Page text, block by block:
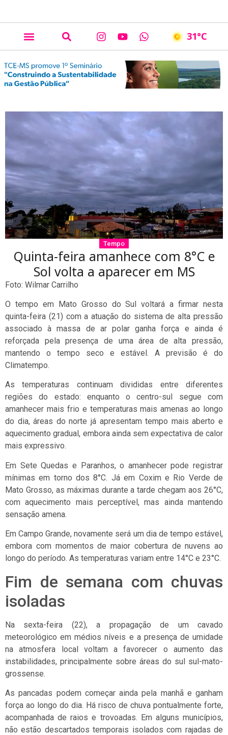
31°C
Tempo
Quinta-feira amanhece com 8°C e
Sol volta a aparecer em MS
Foto: Wilmar Carrilho
O tempo em Mato Grosso do Sul voltará a firmar nesta
quinta-feira (21) com a atuação do sistema de alta pressão
associado à massa de ar polar ganha força e ainda é
reforçada pela presença de uma área de alta pressão,
mantendo o tempo seco e estável. A previsão é do
Climatempo.
As temperaturas continuam divididas entre diferentes
regiões do estado: enquanto o centro-sul segue com
amanhecer mais frio e temperaturas mais amenas ao longo
do dia, áreas do norte já apresentam tempo mais aberto e
aquecimento gradual, embora ainda sem expectativa de calor
mais expressivo.
Em Sete Quedas e Paranhos, o amanhecer pode registrar
mínimas em torno dos 8°C. Já em Coxim e Rio Verde de
Mato Grosso, as máximas durante a tarde chegam aos 26°C,
com aquecimento mais perceptível, mas ainda mantendo
sensação amena.
Em Campo Grande, novamente será um dia de tempo estável,
embora com momentos de maior cobertura de nuvens ao
longo do período. As temperaturas variam entre 14°C e 23°C.
Fim de semana com chuvas
isoladas
Na sexta-feira (22), a propagação de um cavado
meteorológico em médios níveis e a presença de umidade
na atmosfera local voltam a favorecer o aumento das
instabilidades, principalmente sobre áreas do sul sul-mato-
grossense.
As pancadas podem começar ainda pela manhã e ganham
força ao longo do dia. Há risco de chuva pontualmente forte,
acompanhada de raios e trovoadas. Em alguns municípios,
não estão descartados temporais isolados com rajadas de